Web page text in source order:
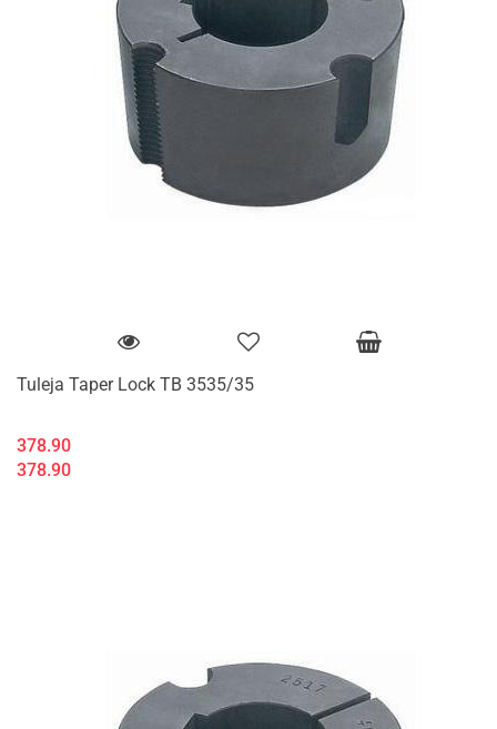
Tuleja Taper Lock TB 3535/35
378.90
378.90